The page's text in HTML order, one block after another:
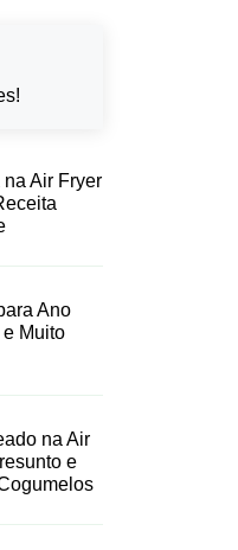
Air Fryer
Ano
Muito
na Air
e